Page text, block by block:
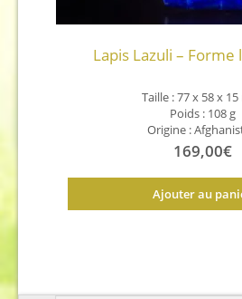
Lapis Lazuli – Forme
Taille : 77 x 58 x
Poids : 108 g
Origine :
169,00€
Ajouter au